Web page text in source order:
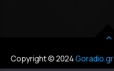
Copyright © 2024Goradio.gr